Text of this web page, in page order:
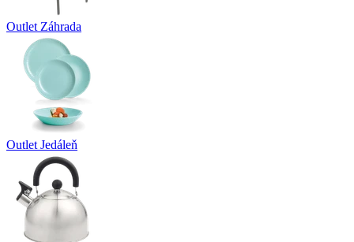
Outlet Záhrada
Outlet Jedáleň